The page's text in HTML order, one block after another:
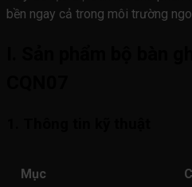
bền ngay cả trong môi trường
Mục